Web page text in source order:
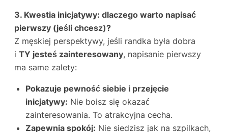
3. Kwestia inicjatywy: dlaczego warto napisać
pierwszy (jeśli chcesz)?
Z męskiej perspektywy, jeśli randka była dobra
i TY jesteś zainteresowany, napisanie pierwszy
ma same zalety:
Pokazuje pewność siebie i przejęcie
inicjatywy: Nie boisz się okazać
zainteresowania. To atrakcyjna cecha.
Zapewnia spokój: Nie siedzisz jak na szpilkach,